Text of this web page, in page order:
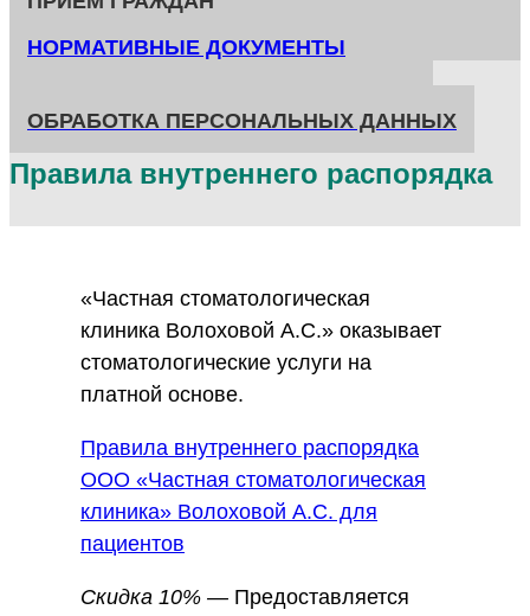
НОРМАТИВНЫЕ ДОКУМЕНТЫ
ОБРАБОТКА ПЕРСОНАЛЬНЫХ ДАННЫХ
Правила внутреннего распорядка
«Частная стоматологическая
клиника Волоховой А.С.» оказывает
стоматологические услуги на
платной основе.
Правила внутреннего распорядка
ООО «Частная стоматологическая
клиника» Волоховой А.С. для
пациентов
Скидка 10% — Предоставляется